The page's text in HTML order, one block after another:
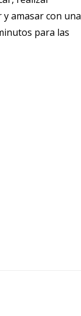
amasar con una
para las